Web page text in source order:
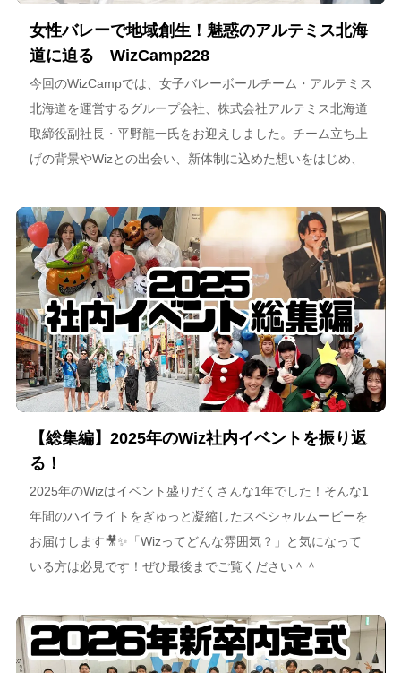
女性バレーで地域創生！魅惑のアルテミス北海
道に迫る WizCamp228
今回のWizCampでは、女子バレーボールチーム・アルテミス
北海道を運営するグループ会社、株式会社アルテミス北海道
取締役副社長・平野龍一氏をお迎えしました。チーム立ち上
げの背景やWizとの出会い、新体制に込めた想いをはじめ、
海道が描く今後のビジョンについて語っています。
【総集編】2025年のWiz社内イベントを振り返
る！
2025年のWizはイベント盛りだくさんな1年でした！そんな1
年間のハイライトをぎゅっと凝縮したスペシャルムービーを
お届けします🎥✨「Wizってどんな雰囲気？」と気になって
いる方は必見です！ぜひ最後までご覧ください＾＾